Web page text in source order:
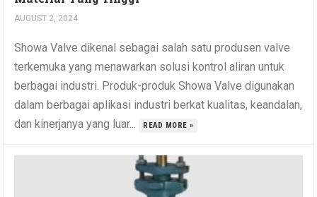
AUGUST 2, 2024
Showa Valve dikenal sebagai salah satu produsen valve
terkemuka yang menawarkan solusi kontrol aliran untuk
berbagai industri. Produk-produk Showa Valve digunakan
dalam berbagai aplikasi industri berkat kualitas, keandalan,
dan kinerjanya yang luar...
READ MORE »